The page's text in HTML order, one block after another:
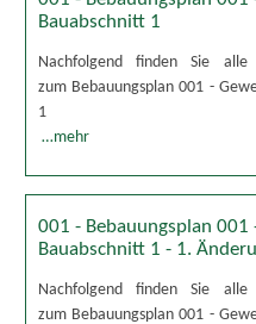
Bauabschnitt 1
Nachfolgend finden Sie alle
zum Bebauungsplan 001 -
1
…mehr
001 - Bebauungsplan 001
Bauabschnitt 1 - 1.
Nachfolgend finden Sie alle
zum Bebauungsplan 001 -